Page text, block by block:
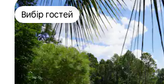
Вибір гостей
Вибір гостей